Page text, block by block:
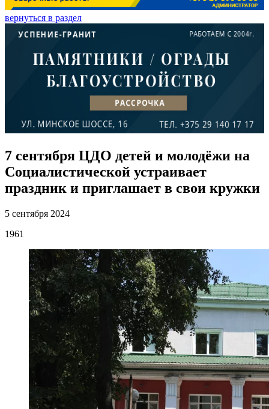
вернуться в раздел
7 сентября ЦДО детей и молодёжи на
Социалистической устраивает
праздник и приглашает в свои кружки
5 сентября 2024
1961